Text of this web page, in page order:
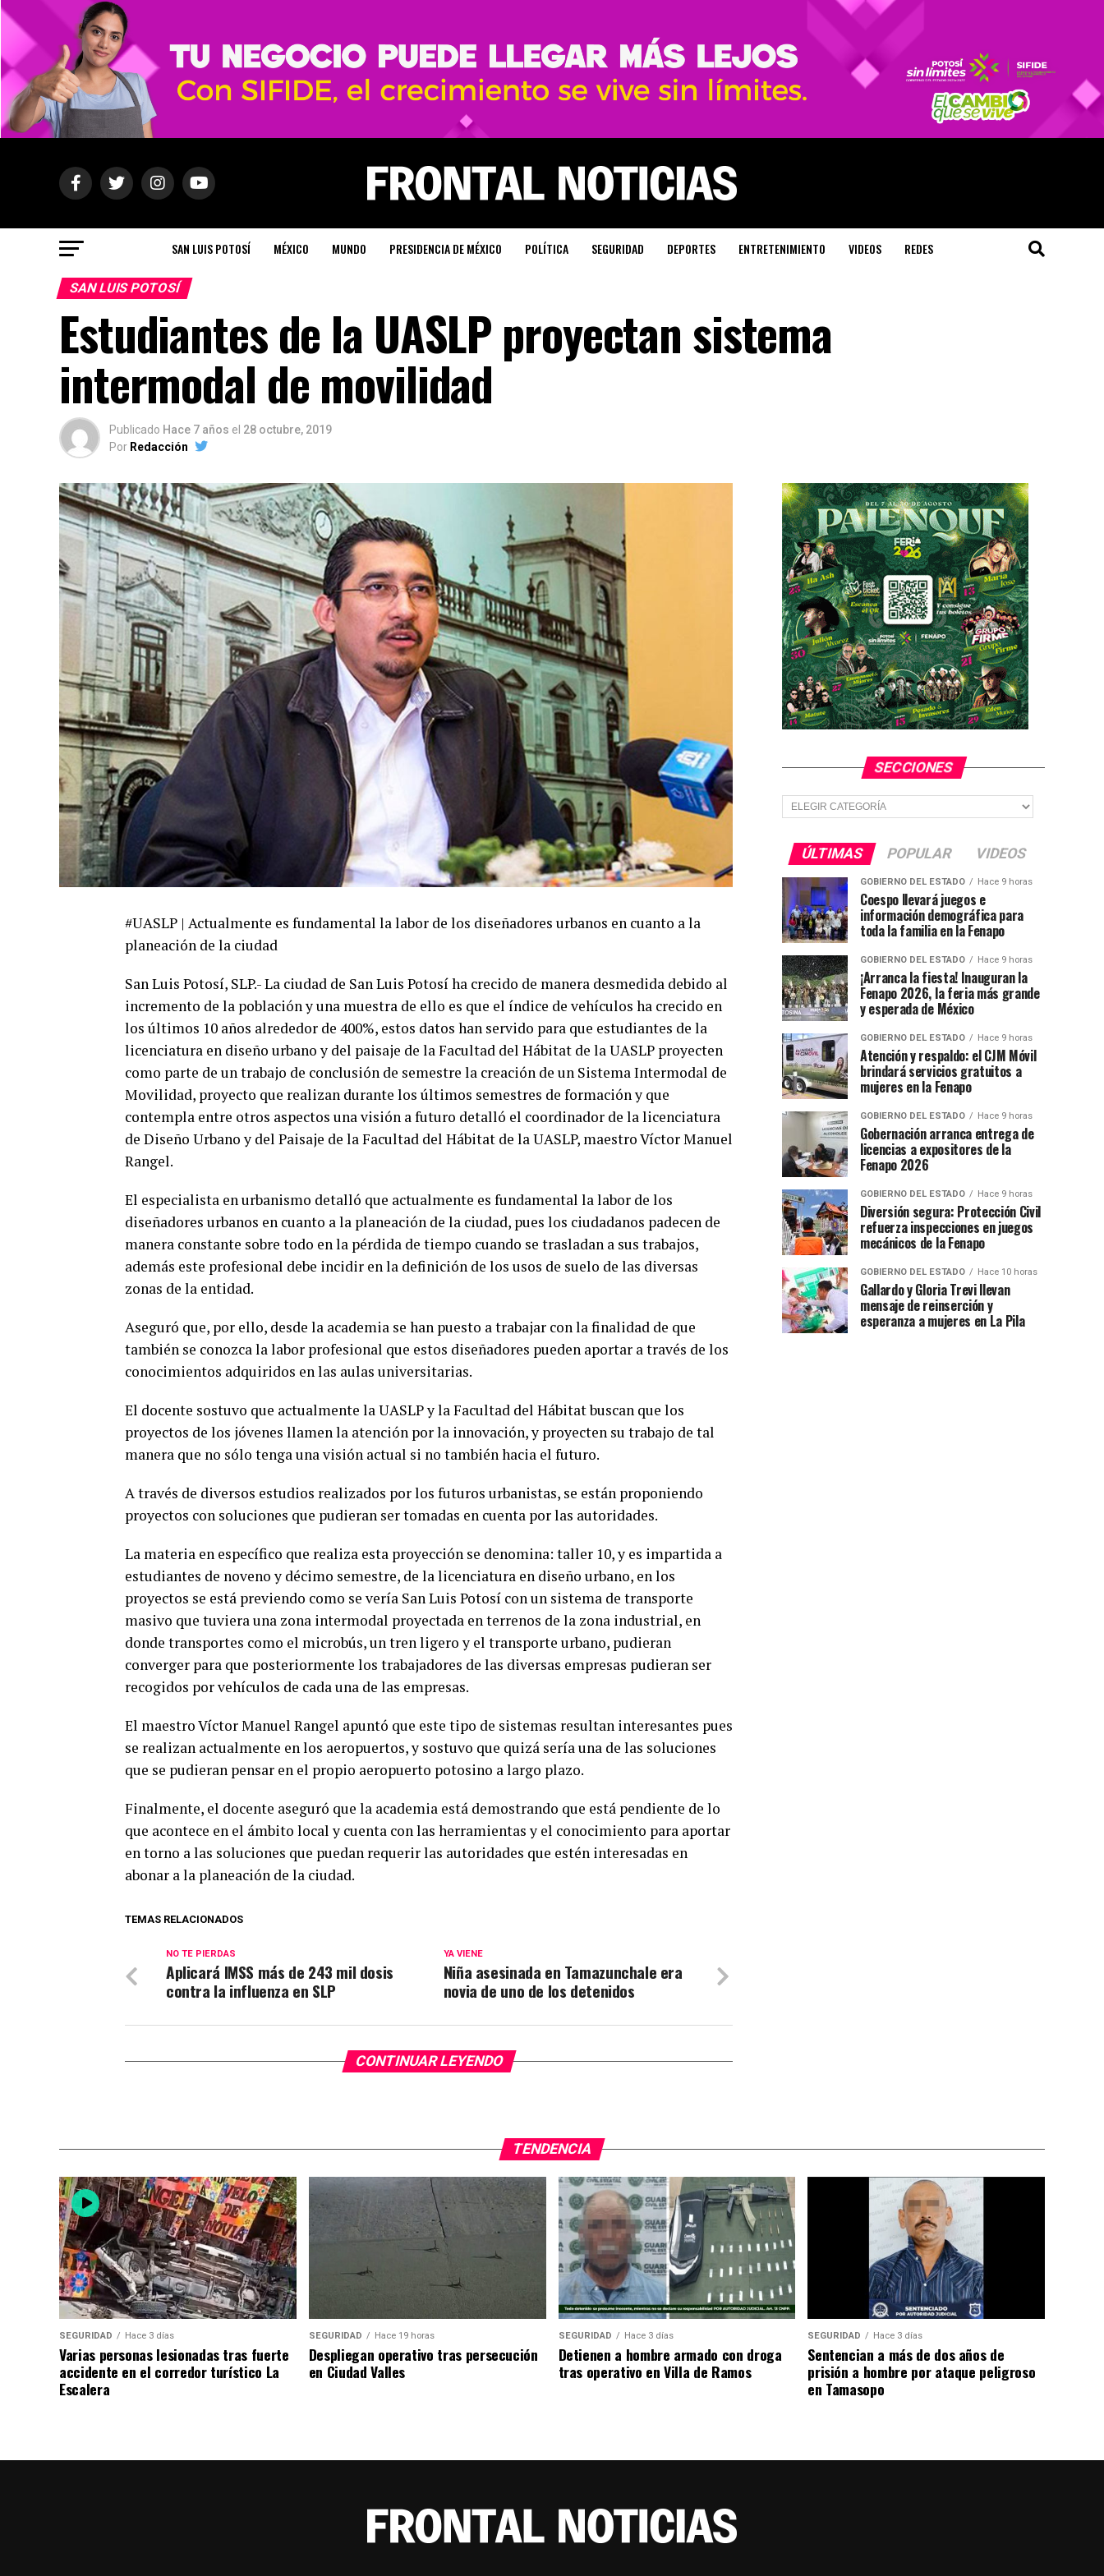
SAN LUIS POTOSÍ MÉXICO MUNDO PRESIDENCIA DE MÉXICO POLÍTICA SEGURIDAD DEPORTES ENTRETENIMIENTO VIDEOS REDES
SAN LUIS POTOSÍ
Estudiantes de la UASLP proyectan sistema
intermodal de movilidad
Publicado Hace 7 años el 28 octubre, 2019
Por Redacción
#UASLP | Actualmente es fundamental la labor de los diseñadores urbanos en cuanto a la
planeación de la ciudad
San Luis Potosí, SLP.- La ciudad de San Luis Potosí ha crecido de manera desmedida debido al
incremento de la población y una muestra de ello es que el índice de vehículos ha crecido en
los últimos 10 años alrededor de 400%, estos datos han servido para que estudiantes de la
licenciatura en diseño urbano y del paisaje de la Facultad del Hábitat de la UASLP proyecten
como parte de un trabajo de conclusión de semestre la creación de un Sistema Intermodal de
Movilidad, proyecto que realizan durante los últimos semestres de formación y que
contempla entre otros aspectos una visión a futuro detalló el coordinador de la licenciatura
de Diseño Urbano y del Paisaje de la Facultad del Hábitat de la UASLP, maestro Víctor Manuel
Rangel.
El especialista en urbanismo detalló que actualmente es fundamental la labor de los
diseñadores urbanos en cuanto a la planeación de la ciudad, pues los ciudadanos padecen de
manera constante sobre todo en la pérdida de tiempo cuando se trasladan a sus trabajos,
además este profesional debe incidir en la definición de los usos de suelo de las diversas
zonas de la entidad.
Aseguró que, por ello, desde la academia se han puesto a trabajar con la finalidad de que
también se conozca la labor profesional que estos diseñadores pueden aportar a través de los
conocimientos adquiridos en las aulas universitarias.
El docente sostuvo que actualmente la UASLP y la Facultad del Hábitat buscan que los
proyectos de los jóvenes llamen la atención por la innovación, y proyecten su trabajo de tal
manera que no sólo tenga una visión actual si no también hacia el futuro.
A través de diversos estudios realizados por los futuros urbanistas, se están proponiendo
proyectos con soluciones que pudieran ser tomadas en cuenta por las autoridades.
La materia en específico que realiza esta proyección se denomina: taller 10, y es impartida a
estudiantes de noveno y décimo semestre, de la licenciatura en diseño urbano, en los
proyectos se está previendo como se vería San Luis Potosí con un sistema de transporte
masivo que tuviera una zona intermodal proyectada en terrenos de la zona industrial, en
donde transportes como el microbús, un tren ligero y el transporte urbano, pudieran
converger para que posteriormente los trabajadores de las diversas empresas pudieran ser
recogidos por vehículos de cada una de las empresas.
El maestro Víctor Manuel Rangel apuntó que este tipo de sistemas resultan interesantes pues
se realizan actualmente en los aeropuertos, y sostuvo que quizá sería una de las soluciones
que se pudieran pensar en el propio aeropuerto potosino a largo plazo.
Finalmente, el docente aseguró que la academia está demostrando que está pendiente de lo
que acontece en el ámbito local y cuenta con las herramientas y el conocimiento para aportar
en torno a las soluciones que puedan requerir las autoridades que estén interesadas en
abonar a la planeación de la ciudad.
TEMAS RELACIONADOS
YA VIENE
Niña asesinada en Tamazunchale era
novia de uno de los detenidos
NO TE PIERDAS
Aplicará IMSS más de 243 mil dosis
contra la influenza en SLP
CONTINUAR LEYENDO
SECCIONES
Secciones
ÚLTIMAS POPULAR VIDEOS
GOBIERNO DEL ESTADO Hace 9 horas
Coespo llevará juegos e
información demográfica para
toda la familia en la Fenapo
GOBIERNO DEL ESTADO Hace 9 horas
¡Arranca la fiesta! Inauguran la
Fenapo 2026, la feria más grande
y esperada de México
GOBIERNO DEL ESTADO Hace 9 horas
Atención y respaldo: el CJM Móvil
brindará servicios gratuitos a
mujeres en la Fenapo
GOBIERNO DEL ESTADO Hace 9 horas
Gobernación arranca entrega de
licencias a expositores de la
Fenapo 2026
GOBIERNO DEL ESTADO Hace 9 horas
Diversión segura: Protección Civil
refuerza inspecciones en juegos
mecánicos de la Fenapo
GOBIERNO DEL ESTADO Hace 10 horas
Gallardo y Gloria Trevi llevan
mensaje de reinserción y
esperanza a mujeres en La Pila
TENDENCIA
SEGURIDAD Hace 3 días
Varias personas lesionadas tras fuerte
accidente en el corredor turístico La
Escalera
SEGURIDAD Hace 19 horas
Despliegan operativo tras persecución
en Ciudad Valles
SEGURIDAD Hace 3 días
Detienen a hombre armado con droga
tras operativo en Villa de Ramos
SEGURIDAD Hace 3 días
Sentencian a más de dos años de
prisión a hombre por ataque peligroso
en Tamasopo